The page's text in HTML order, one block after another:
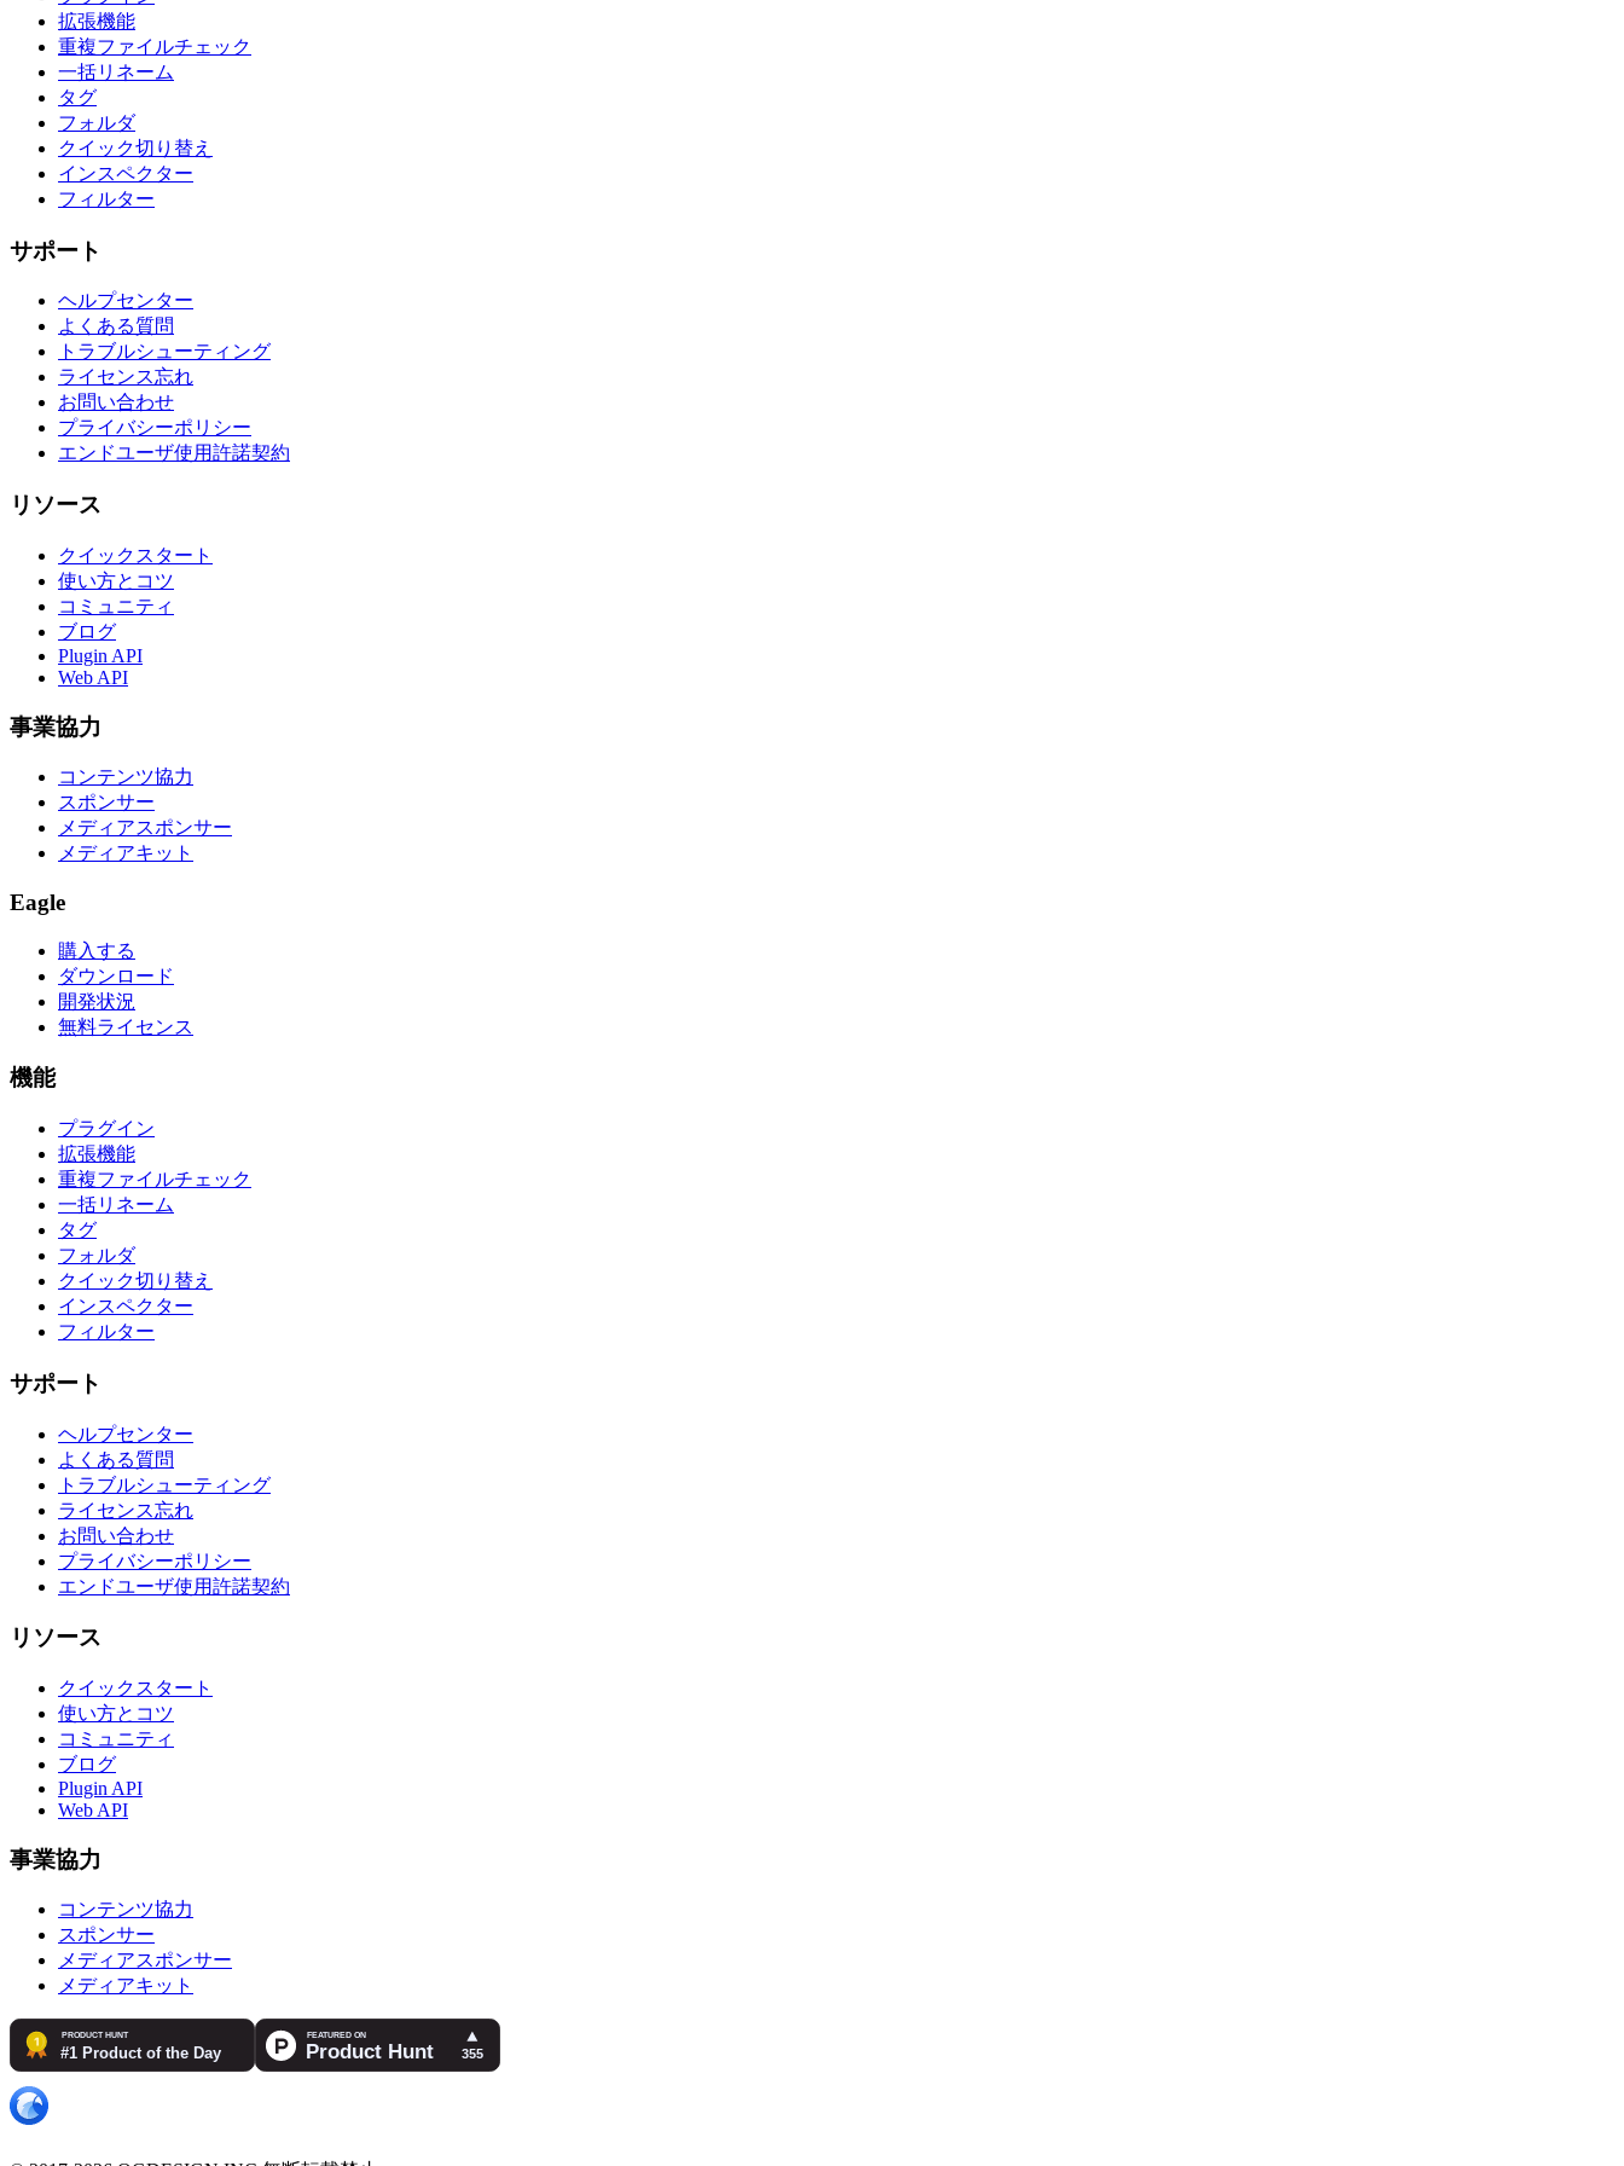
拡張機能
重複ファイルチェック
一括リネーム
タグ
フォルダ
クイック切り替え
インスペクター
フィルター
サポート
ヘルプセンター
よくある質問
トラブルシューティング
ライセンス忘れ
お問い合わせ
プライバシーポリシー
エンドユーザ使用許諾契約
リソース
クイックスタート
使い方とコツ
コミュニティ
ブログ
Plugin API
Web API
事業協力
コンテンツ協力
スポンサー
メディアスポンサー
メディアキット
Eagle
購入する
ダウンロード
開発状況
無料ライセンス
機能
プラグイン
拡張機能
重複ファイルチェック
一括リネーム
タグ
フォルダ
クイック切り替え
インスペクター
フィルター
サポート
ヘルプセンター
よくある質問
トラブルシューティング
ライセンス忘れ
お問い合わせ
プライバシーポリシー
エンドユーザ使用許諾契約
リソース
クイックスタート
使い方とコツ
コミュニティ
ブログ
Plugin API
Web API
事業協力
コンテンツ協力
スポンサー
メディアスポンサー
メディアキット